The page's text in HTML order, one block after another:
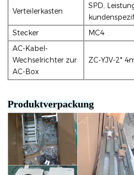
Verteilerkasten
SPD,
Stecker MC4
AC-Kabel-
Wechselrichter zur
AC-Box
ZC-YJV-2*
Produktverpackung